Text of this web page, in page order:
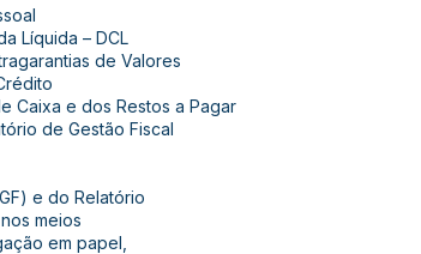
Líquida – DCL
de Valores
Caixa e dos Restos a Pagar
de Gestão Fiscal
e do Relatório
meios
em papel,